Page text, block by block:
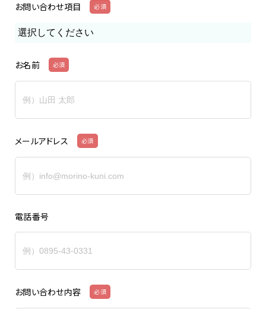
お問い合わせ項目 必須
お名前 必須
メールアドレス 必須
電話番号
お問い合わせ内容 必須